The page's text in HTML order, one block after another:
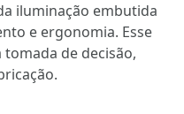
iluminação embutida
e ergonomia. Esse
de decisão,